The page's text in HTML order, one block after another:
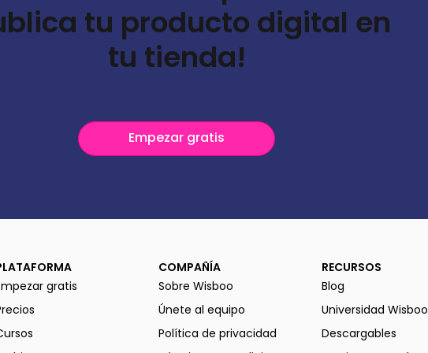
tu producto digital en
tu tienda!
Empezar gratis
gratis
COMPAÑÍA
Sobre Wisboo
Únete al equipo
Política de privacidad
RECURSOS
Blog
Universidad Wisboo
Descargables